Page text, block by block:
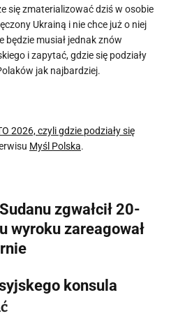
się zmaterializować dziś w osobie
Ukrainą i nie chce już o niej
będzie musiał jednak znów
i zapytać, gdzie się podziały
jak najbardziej.
2026, czyli gdzie podziały się
Myśl Polska.
zgwałcił 20-
wyroku zareagował
konsula